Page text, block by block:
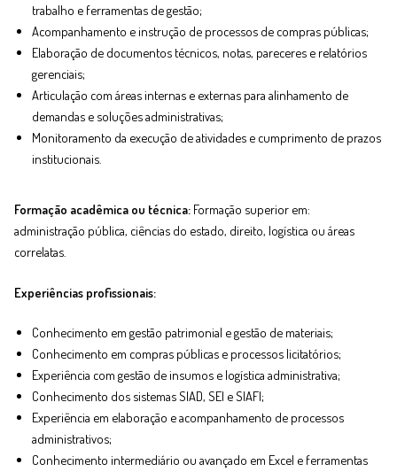
trabalho e ferramentas de gestão;
Acompanhamento e instrução de processos de compras públicas;
Elaboração de documentos técnicos, notas, pareceres e relatórios
gerenciais;
Articulação com áreas internas e externas para alinhamento de
demandas e soluções administrativas;
Monitoramento da execução de atividades e cumprimento de prazos
institucionais.
Formação acadêmica ou técnica:Formação superior em:
administração pública, ciências do estado, direito, logística ou áreas
correlatas.
Experiências profissionais:
Conhecimento em gestão patrimonial e gestão de materiais;
Conhecimento em compras públicas e processos licitatórios;
Experiência com gestão de insumos e logística administrativa;
Conhecimento dos sistemas SIAD, SEI e SIAFI;
Experiência em elaboração e acompanhamento de processos
administrativos;
Conhecimento intermediário ou avançado em Excel e ferramentas